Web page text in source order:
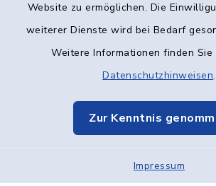
Website zu ermöglichen. Die
weiterer Dienste wird bei Bedarf
Weitere Informationen finden Sie
Datenschutzhinweisen.
Zur Kenntnis
Impressum
Datenschutz
Elektronische
Sitemap